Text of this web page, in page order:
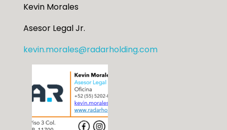
Kevin Morales
Asesor Legal Jr.
kevin.morales@radarholding.com